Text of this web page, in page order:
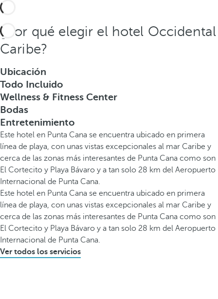
¿Por qué elegir el hotel Occidental
Caribe?
Ubicación
Todo Incluido
Wellness & Fitness Center
Bodas
Entretenimiento
Este hotel en Punta Cana se encuentra ubicado en primera
línea de playa, con unas vistas excepcionales al mar Caribe y
cerca de las zonas más interesantes de Punta Cana como son
El Cortecito y Playa Bávaro y a tan solo 28 km del Aeropuerto
Internacional de Punta Cana.
Este hotel en Punta Cana se encuentra ubicado en primera
línea de playa, con unas vistas excepcionales al mar Caribe y
cerca de las zonas más interesantes de Punta Cana como son
El Cortecito y Playa Bávaro y a tan solo 28 km del Aeropuerto
Internacional de Punta Cana.
Ver todos los servicios